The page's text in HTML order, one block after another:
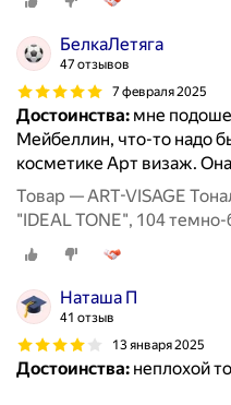
БелкаЛетяга
47 отзывов
7 февраля 2025
Достоинства: мне
Мейбеллин, что-то надо
косметике Арт визаж.
Товар — ART-VISAGE
"IDEAL TONE", 104
Наташа П
41 отзыв
13 января 2025
Достоинства: неплохой